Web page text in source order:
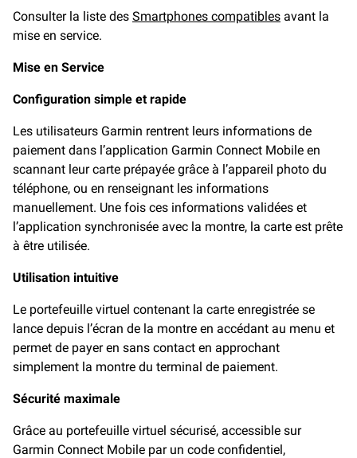
Consulter la liste des Smartphones compatibles avant la
mise en service.
Mise en Service
Configuration simple et rapide
Les utilisateurs Garmin rentrent leurs informations de
paiement dans l’application Garmin Connect Mobile en
scannant leur carte prépayée grâce à l’appareil photo du
téléphone, ou en renseignant les informations
manuellement. Une fois ces informations validées et
l’application synchronisée avec la montre, la carte est prête
à être utilisée.
Utilisation intuitive
Le portefeuille virtuel contenant la carte enregistrée se
lance depuis l’écran de la montre en accédant au menu et
permet de payer en sans contact en approchant
simplement la montre du terminal de paiement.
Sécurité maximale
Grâce au portefeuille virtuel sécurisé, accessible sur
Garmin Connect Mobile par un code confidentiel,